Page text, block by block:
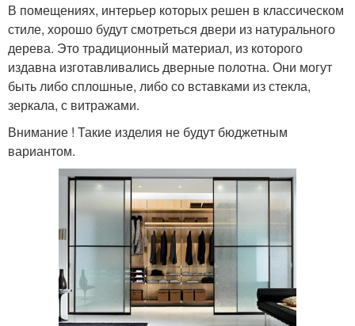
Складные двери Зеркальные двери
Двери для шкафов
В помещениях, интерьер которых решен в классическом
стиле, хорошо будут смотреться двери из натурального
дерева. Это традиционный материал, из которого
издавна изготавливались дверные полотна. Они могут
быть либо сплошные, либо со вставками из стекла,
зеркала, с витражами.
Внимание ! Такие изделия не будут бюджетным
вариантом.